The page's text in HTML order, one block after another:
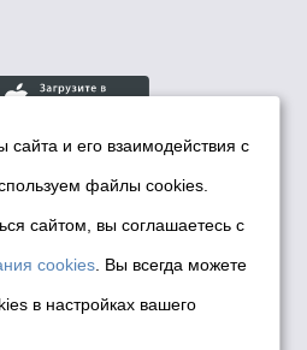
политики мэрии
2026
Cookies
персональных
системах
и его взаимодействия с
файлы cookies.
сайтом, вы соглашаетесь с
cookies . Вы всегда можете
в настройках вашего